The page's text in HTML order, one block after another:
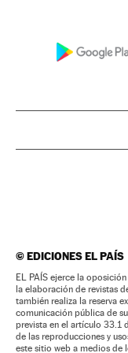
©EDICIONES EL PAÍS
EL PAÍS ejerce la
la elaboración de revistas
también realiza la reserva
comunicación pública de
prevista en el artículo 33.1
de las reproducciones y
este sitio web a medios de